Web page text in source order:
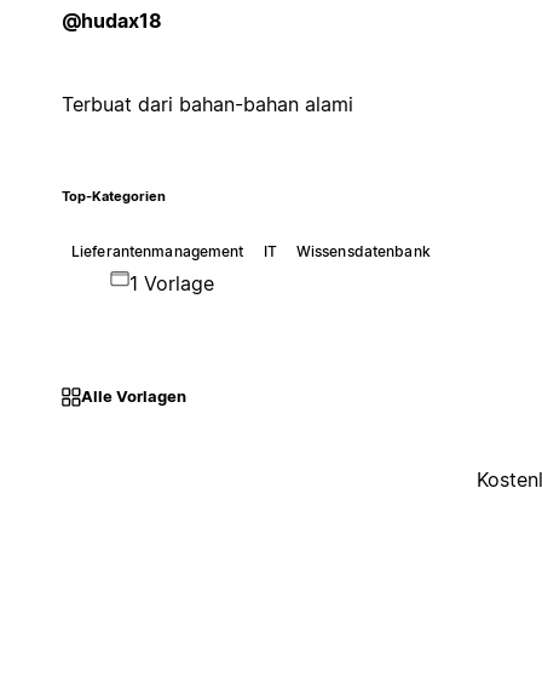
@hudax18
Terbuat dari bahan-bahan alami
Top-Kategorien
Lieferantenmanagement IT Wissensdatenbank
1 Vorlage
Alle Vorlagen